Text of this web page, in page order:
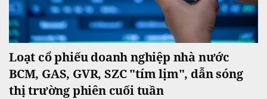
Loạt cổ phiếu doanh nghiệp nhà nước
BCM, GAS, GVR, SZC "tím lịm", dẫn sóng
thị trường phiên cuối tuần